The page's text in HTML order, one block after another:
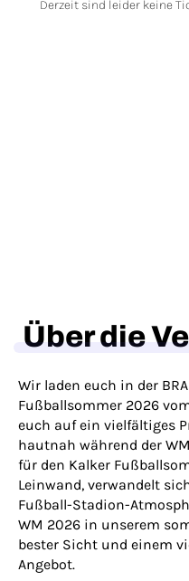
Derzeit sind leider keine
Über die
Wir laden euch in der
Fußballsommer 2026
euch auf ein vielfältiges
hautnah während der
für den Kalker
Leinwand, verwandelt
Fußball-Stadion-
WM 2026 in unserem
bester Sicht und einem
Angebot.